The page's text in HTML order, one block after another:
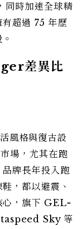
時加速全球精
超過 75 年歷
差異比
風格與復古設
場，尤其在跑
牌長年投入跑
，都以避震、
心，旗下 GEL-
Sky 等